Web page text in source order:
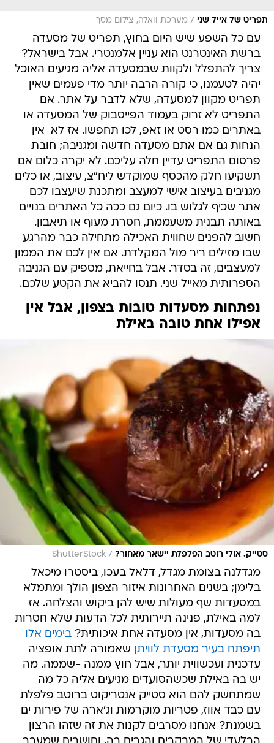
תפריט של אייל שני / מערכת וואלה, צילום מסך
עם כל השפע שיש היום בחוץ, תפריט של מסעדה
ברשת האינטרנט הוא עניין אלמנטרי. אבל בישראל?
צריך להתפלל ולקוות שבמסעדה אליה מגיעים האוכל
יהיה לטעמנו, כי קורה הרבה יותר מדי פעמים שאין
תפריט מקוון למסעדה, שלא לדבר על אתר. אם
התפריט לא זרוק בעמוד הפייסבוק של המסעדה או
באתרים כמו רסט או זאפ, לכו תחפשו. אז לא  אין
הנחות גם אם אתם מסעדה חדשה ומגניבה; חובת
פרסום התפריט עדיין חלה עליכם. לא יקרה כלום אם
תשקיעו חלק מהכסף שמוקדש ליח"צ, עיצוב, או כלים
מגניבים בעיצוב אישי למעצב ומתכנת שיעצבו לכם
אתר שכיף לגלוש בו. כיום גם ככה כל האתרים בנויים
באותה תבנית משעממת, חסרת מעוף או תיאבון.
חשוב להפנים שחווית האכילה מתחילה כבר מהרגע
שבו מזילים ריר מול המקלדת. אם אין לכם את הממון
למעצבים, זה בסדר. אבל בחייאת, מספיק עם הגניבה
הספרותית מאייל שני. תנסו להביא את הקטע שלכם.
נפתחות מסעדות טובות בצפון, אבל אין
אפילו אחת טובה באילת
סטייק. אולי רוטב הפלפלת יישאר מאחור? /
ShutterStock
מגדלנה בצומת מגדל, דלאל בעכו, ביסטרו מיכאל
בלימן; בשנים האחרונות איזור הצפון הולך ומתמלא
במסעדות שף מעולות שיש להן ביקוש והצלחה. אז
למה באילת, פנינה תיירותית לכל הדעות שלא חסרות
בה מסעדות, אין מסעדה אחת איכותית?בימים אלו
תיפתח בעיר מסעדת לוויתן שאמורה לתת אופציה
עדכנית ועכשווית יותר, אבל חוץ ממנה -שממה. מה
יש בה באילת שכשהסועדים מגיעים אליה כל מה
שמתחשק להם הוא סטייק אנטריקוט ברוטב פלפלת
עם כבד אווז, פטריות מוקרמות וג'ארה של פירות ים
בשמנת? אנחנו מסרבים לקנות את זה שזהו הרצון